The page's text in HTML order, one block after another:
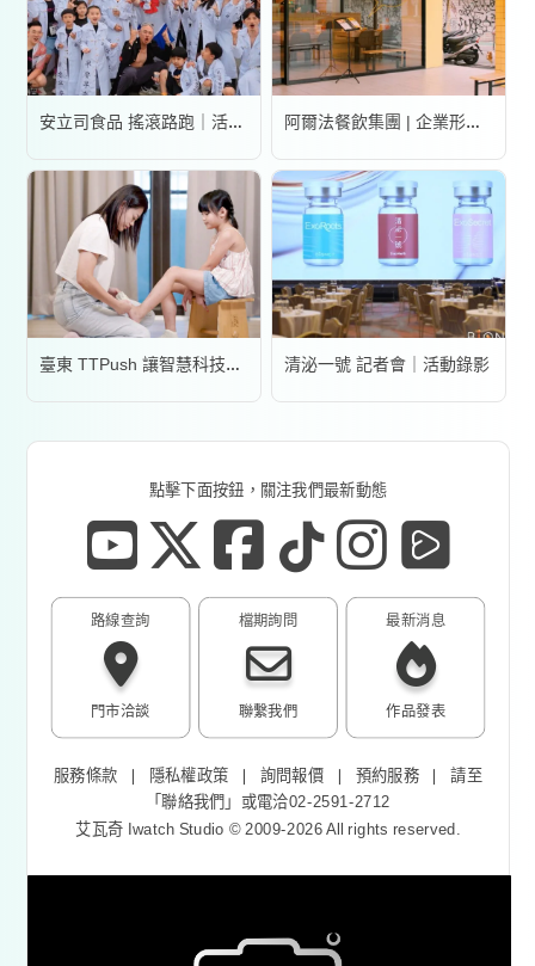
安立司食品 搖滾路跑｜活動錄影 阿爾法餐飲集團 | 企業形象宣傳片
臺東 TTPush 讓智慧科技更有溫度 | 形象影片 清泌一號 記者會｜活動錄影
點擊下面按鈕，關注我們最新動態
路線查詢
門市洽談
最新消息
作品發表
檔期詢問
聯繫我們
服務條款 ❘ 隱私權政策 ❘詢問報價 ❘預約服務 ❘請至
「聯絡我們 」或電洽02-2591-2712
艾瓦奇 Iwatch Studio © 2009-2026 All rights reserved.